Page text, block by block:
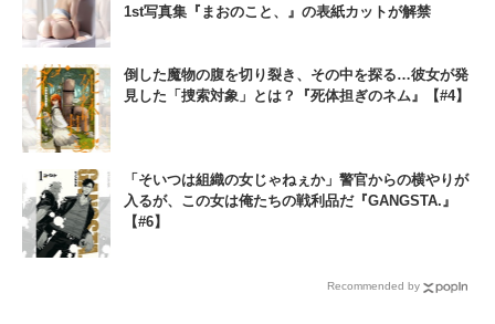
1st写真集『まおのこと、』の表紙カットが解禁
倒した魔物の腹を切り裂き、その中を探る…彼女が発
見した「捜索対象」とは？『死体担ぎのネム』【#4】
「そいつは組織の女じゃねぇか」警官からの横やりが
入るが、この女は俺たちの戦利品だ『GANGSTA.』
【#6】
Recommended by